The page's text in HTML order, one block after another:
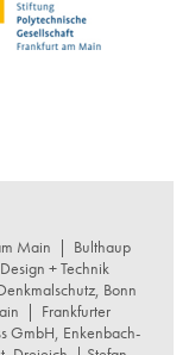
Main | Bulthaup
+ Technik
Bonn
| Frankfurter
GmbH, Enkenbach-